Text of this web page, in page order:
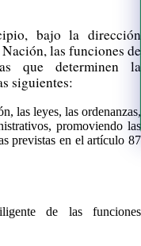
bajo la dirección
las funciones de
que determinen la
siguientes:
las leyes, las ordenanzas,
promoviendo las
previstas en el artículo 87
de las funciones